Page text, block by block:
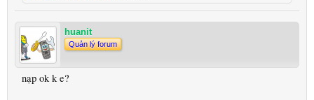
huanit
Quản lý forum
nạp ok k e?